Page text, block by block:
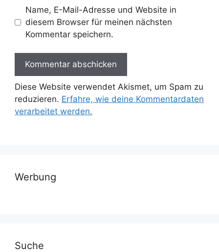
Name, E-Mail-Adresse und Website in
diesem Browser für meinen nächsten
Kommentar speichern.
Diese Website verwendet Akismet, um Spam zu
reduzieren. Erfahre, wie deine Kommentardaten
verarbeitet werden.
Werbung
Suche